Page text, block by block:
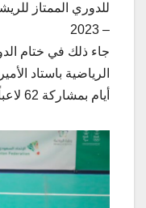
– 2023
جاء ذلك في ختام
الرياضية باستاد
أيام بمشاركة 62 لاعباً مثلوا 16 نادياً..